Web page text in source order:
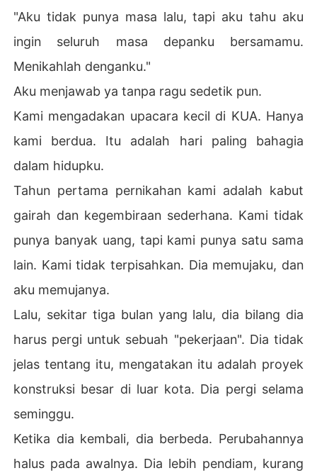
"Aku tidak punya masa lalu, tapi aku tahu aku
ingin seluruh masa depanku bersamamu.
Menikahlah denganku."
Aku menjawab ya tanpa ragu sedetik pun.
Kami mengadakan upacara kecil di KUA. Hanya
kami berdua. Itu adalah hari paling bahagia
dalam hidupku.
Tahun pertama pernikahan kami adalah kabut
gairah dan kegembiraan sederhana. Kami tidak
punya banyak uang, tapi kami punya satu sama
lain. Kami tidak terpisahkan. Dia memujaku, dan
aku memujanya.
Lalu, sekitar tiga bulan yang lalu, dia bilang dia
harus pergi untuk sebuah "pekerjaan". Dia tidak
jelas tentang itu, mengatakan itu adalah proyek
konstruksi besar di luar kota. Dia pergi selama
seminggu.
Ketika dia kembali, dia berbeda. Perubahannya
halus pada awalnya. Dia lebih pendiam, kurang